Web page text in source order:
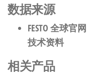
数据来源
FESTO 全球官网
技术资料
相关产品